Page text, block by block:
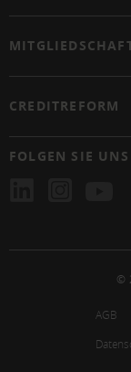
CREDITREFORM
FOLGEN SIE UNS
©
AGB